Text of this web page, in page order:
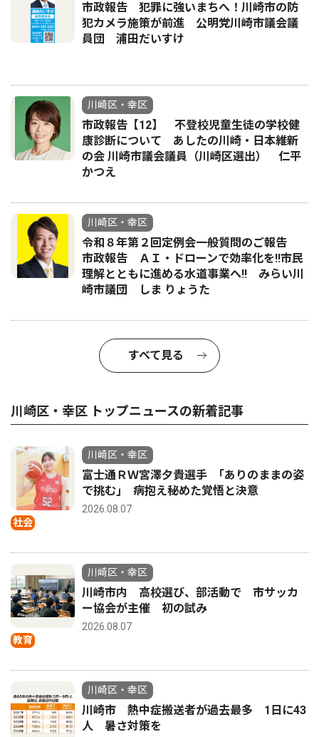
市政報告 犯罪に強いまちへ！川崎市の防
犯カメラ施策が前進 公明党川崎市議会議
員団 浦田だいすけ
川崎区・幸区
市政報告【12】 不登校児童生徒の学校健
康診断について あしたの川崎・日本維新
の会 川崎市議会議員（川崎区選出） 仁平
かつえ
川崎区・幸区
令和８年第２回定例会一般質問のご報告
市政報告 ＡＩ・ドローンで効率化を!!市民
理解とともに進める水道事業へ!! みらい川
崎市議団 しま りょうた
すべて見る
川崎区・幸区 トップニュースの新着記事
社会
川崎区・幸区
富士通ＲＷ宮澤夕貴選手 ｢ありのままの姿
で挑む｣ 病抱え秘めた覚悟と決意
2026.08.07
教育
川崎区・幸区
川崎市内 高校選び、部活動で 市サッカ
ー協会が主催 初の試み
2026.08.07
川崎区・幸区
川崎市 熱中症搬送者が過去最多 1日に43
人 暑さ対策を